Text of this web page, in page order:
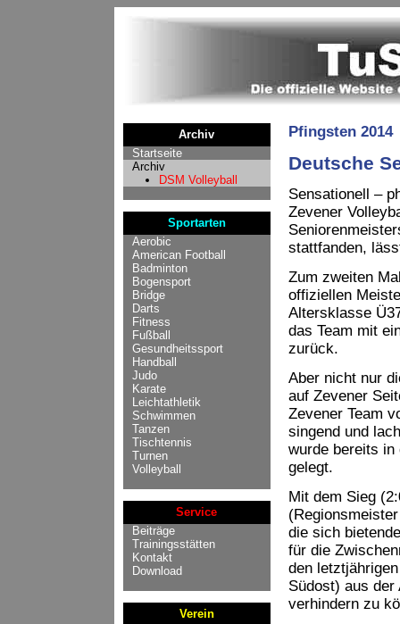
Archiv
Startseite
Archiv
DSM Volleyball
Sportarten
Aerobic
American Football
Badminton
Bogensport
Bridge
Darts
Fitness
Fußball
Gesundheitssport
Handball
Judo
Karate
Leichtathletik
Schwimmen
Tanzen
Tischtennis
Turnen
Volleyball
Service
Beiträge
Trainingsstätten
Kontakt
Download
Verein
Pfingsten 2014
Deutsche
Sensationell –
Zevener
stattfanden,
Zum zweiten
offiziellen
Altersklasse
das Team mit
zurück.
Aber nicht nur
auf Zevener
Zevener Team
singend und
wurde bereits in
gelegt.
Mit dem Sieg
die sich
für die
den
Südost) aus der
verhindern zu